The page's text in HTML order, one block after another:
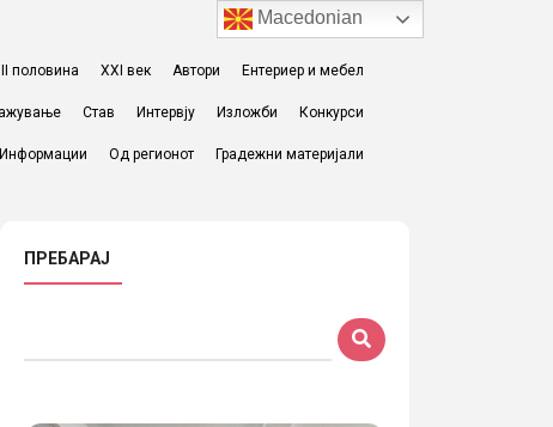
половина XXI век Автори Ентериер и мебел
Став Интервју Изложби Конкурси
Информации Од регионот Градежни материјали
ПРЕБАРАЈ
Macedonian